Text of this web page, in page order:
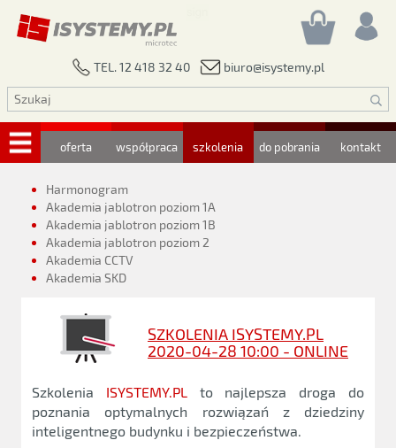
TEL. 12 418 32 40 biuro@isystemy.pl
oferta współpraca szkolenia do pobrania kontakt
Harmonogram
Akademia jablotron poziom 1A
Akademia jablotron poziom 1B
Akademia jablotron poziom 2
Akademia CCTV
Akademia SKD
SZKOLENIA ISYSTEMY.PL
2020-04-28 10:00 - ONLINE
Szkolenia ISYSTEMY.PLto najlepsza droga do
poznania optymalnych rozwiązań z dziedziny
inteligentnego budynku i bezpieczeństwa.